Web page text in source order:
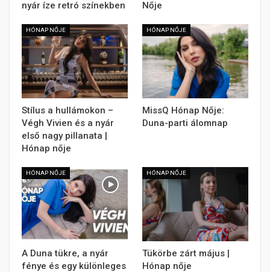
nyár íze retró színekben Nője
HÓNAP NŐJE
Stílus a hullámokon –
Végh Vivien és a nyár
első nagy pillanata |
Hónap nője
HÓNAP NŐJE
MissQ Hónap Nője:
Duna-parti álomnap
HÓNAP NŐJE
A Duna tükre, a nyár
fénye és egy különleges
HÓNAP NŐJE
Tükörbe zárt május |
Hónap nője